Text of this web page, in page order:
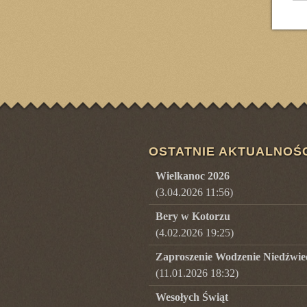
OSTATNIE
Wielkanoc 2026
(3.04.2026 11:56)
Bery w Kotorzu
(4.02.2026 19:25)
Zaproszenie Wodzenie
(11.01.2026 18:32)
Wesołych Świąt